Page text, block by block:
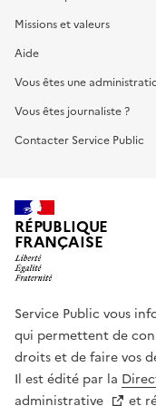
Missions et valeurs
Aide
Vous êtes une
Vous êtes journaliste ?
Contacter Service Public
RÉPUBLIQUE
FRANÇAISE
Service Public vous
qui permettent de
droits et de faire vos
Il est édité par la
administrative
et